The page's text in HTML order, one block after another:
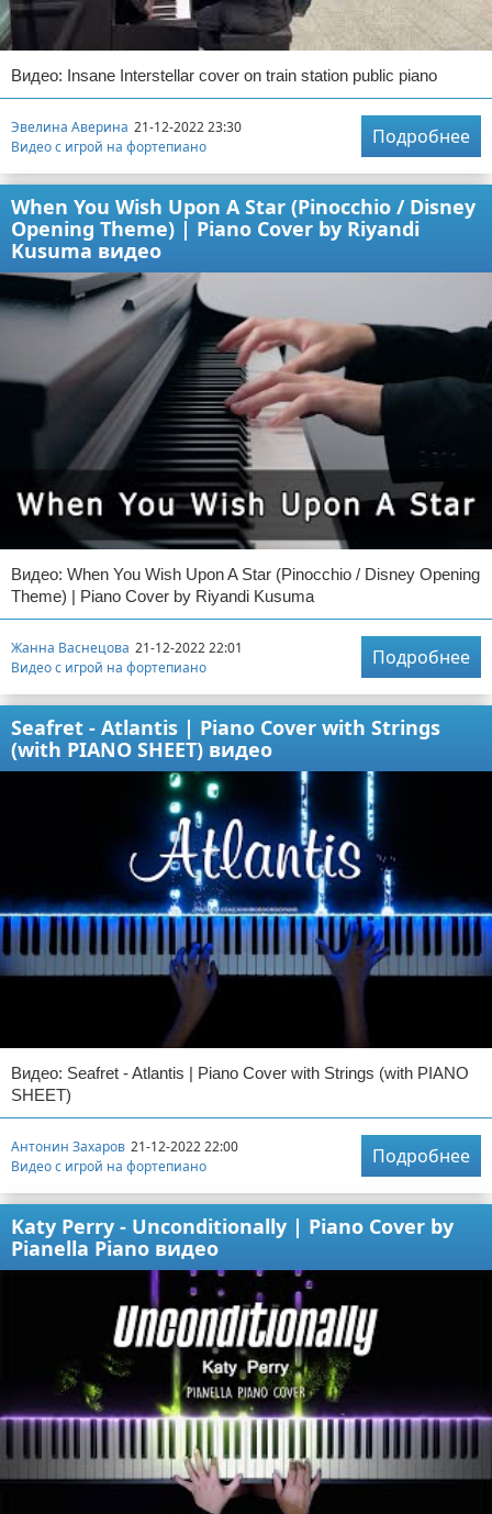
Видео: Insane Interstellar cover on train station public piano
Эвелина Аверина 21-12-2022 23:30
Видео с игрой на фортепиано
Подробнее
When You Wish Upon A Star (Pinocchio / Disney
Opening Theme) | Piano Cover by Riyandi
Kusuma видео
Видео: When You Wish Upon A Star (Pinocchio / Disney Opening
Theme) | Piano Cover by Riyandi Kusuma
Жанна Васнецова 21-12-2022 22:01
Видео с игрой на фортепиано
Подробнее
Seafret - Atlantis | Piano Cover with Strings
(with PIANO SHEET) видео
Видео: Seafret - Atlantis | Piano Cover with Strings (with PIANO
SHEET)
Антонин Захаров 21-12-2022 22:00
Видео с игрой на фортепиано
Подробнее
Katy Perry - Unconditionally | Piano Cover by
Pianella Piano видео